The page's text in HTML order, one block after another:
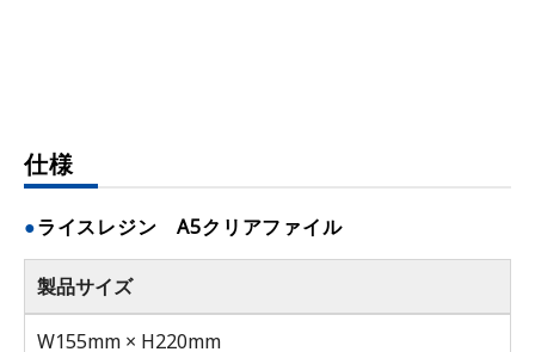
仕様
ライスレジン A5クリアファイル
製品サイズ
W155mm × H220mm